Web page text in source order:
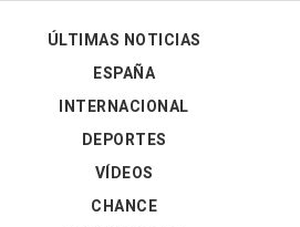
ÚLTIMAS NOTICIAS
ESPAÑA
INTERNACIONAL
DEPORTES
VÍDEOS
CHANCE